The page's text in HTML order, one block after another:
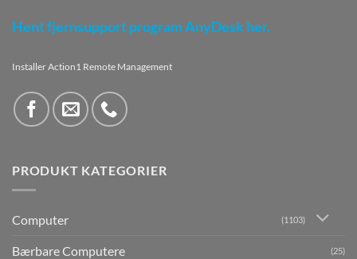
Hent fjernsupport program AnyDesk her.
Installer Action1 Remote Management
PRODUKT KATEGORIER
Computer (1103)
Bærbare Computere (25)